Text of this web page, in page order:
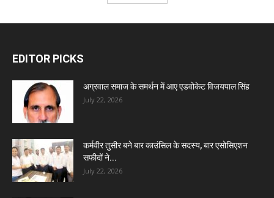
EDITOR PICKS
अग्रवाल समाज के समर्थन में आए एडवोकेट विजयपाल सिंह
July 22, 2026
कर्मवीर तुसीर बने बार काउंसिल के सदस्य, बार एसोसिएशन
सफीदों ने...
July 22, 2026